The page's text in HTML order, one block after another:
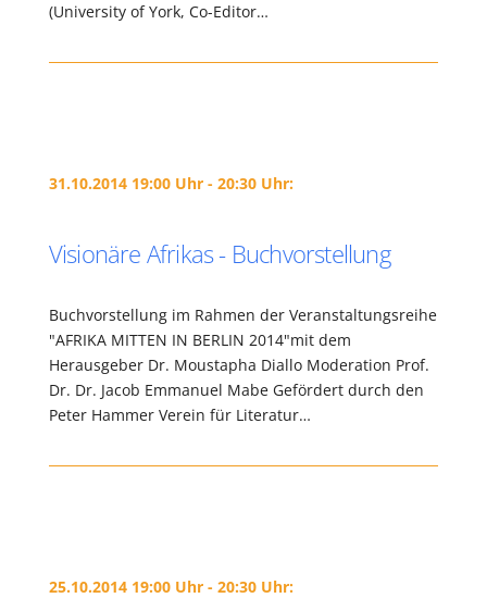
(University of York, Co-Editor…
31.10.2014 19:00 Uhr - 20:30 Uhr:
Visionäre Afrikas - Buchvorstellung
Buchvorstellung im Rahmen der Veranstaltungsreihe
"AFRIKA MITTEN IN BERLIN 2014"mit dem
Herausgeber Dr. Moustapha Diallo Moderation Prof.
Dr. Dr. Jacob Emmanuel Mabe Gefördert durch den
Peter Hammer Verein für Literatur…
25.10.2014 19:00 Uhr - 20:30 Uhr: